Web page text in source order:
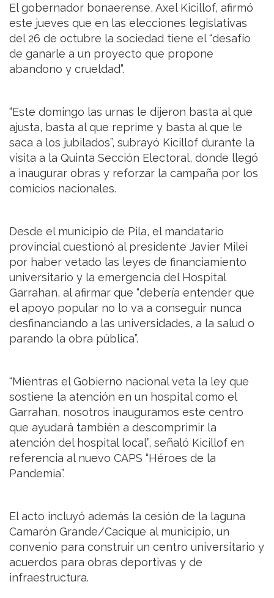
El gobernador bonaerense, Axel Kicillof, afirmó
este jueves que en las elecciones legislativas
del 26 de octubre la sociedad tiene el “desafío
de ganarle a un proyecto que propone
abandono y crueldad”.
“Este domingo las urnas le dijeron basta al que
ajusta, basta al que reprime y basta al que le
saca a los jubilados”, subrayó Kicillof durante la
visita a la Quinta Sección Electoral, donde llegó
a inaugurar obras y reforzar la campaña por los
comicios nacionales.
Desde el municipio de Pila, el mandatario
provincial cuestionó al presidente Javier Milei
por haber vetado las leyes de financiamiento
universitario y la emergencia del Hospital
Garrahan, al afirmar que “debería entender que
el apoyo popular no lo va a conseguir nunca
desfinanciando a las universidades, a la salud o
parando la obra pública”.
“Mientras el Gobierno nacional veta la ley que
sostiene la atención en un hospital como el
Garrahan, nosotros inauguramos este centro
que ayudará también a descomprimir la
atención del hospital local”, señaló Kicillof en
referencia al nuevo CAPS “Héroes de la
Pandemia”.
El acto incluyó además la cesión de la laguna
Camarón Grande/Cacique al municipio, un
convenio para construir un centro universitario y
acuerdos para obras deportivas y de
infraestructura.